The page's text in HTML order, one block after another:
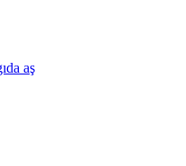
aş